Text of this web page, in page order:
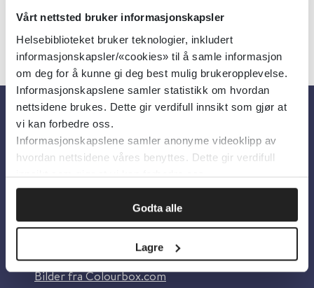
Vårt nettsted bruker informasjonskapsler
Helsebiblioteket bruker teknologier, inkludert
informasjonskapsler/«cookies» til å samle informasjon
om deg for å kunne gi deg best mulig brukeropplevelse.
Informasjonskapslene samler statistikk om hvordan
nettsidene brukes. Dette gir verdifull innsikt som gjør at
vi kan forbedre oss.
Informasjonskapslene samler anonyme videoklipp av
hvordan nettsidene våres benyttes. Dette gir verdifull
innsikt som gjør at vi kan forbedre oss.
Godta alle
Lagre
Om oss
Om Helsebiblioteket
Personvern og informasjonskapsler
Tilgjengelighetserklæring
Information in English
Bilder fra Colourbox.com